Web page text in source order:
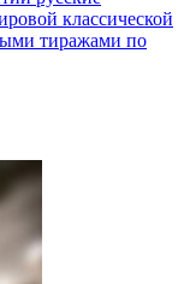
классической
тиражами по